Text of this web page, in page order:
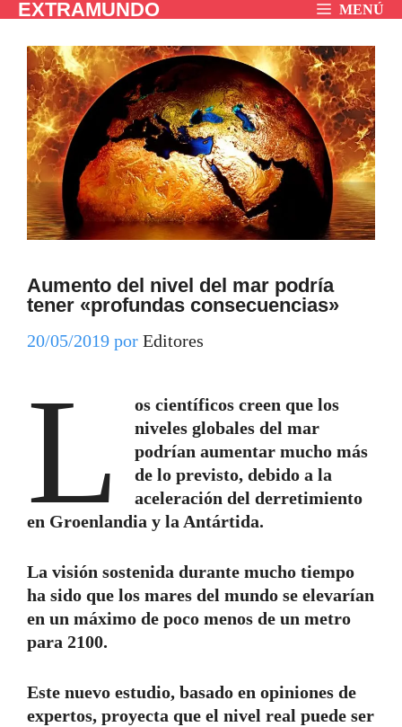
Saltar
contenido
EXTRAMUNDO MENÚ
Aumento del nivel del mar podría
tener «profundas consecuencias»
20/05/2019 por Editores
L
os científicos creen que los
niveles globales del mar
podrían aumentar mucho más
de lo previsto, debido a la
aceleración del derretimiento
en Groenlandia y la Antártida.
La visión sostenida durante mucho tiempo
ha sido que los mares del mundo se elevarían
en un máximo de poco menos de un metro
para 2100.
Este nuevo estudio, basado en opiniones de
expertos, proyecta que el nivel real puede ser